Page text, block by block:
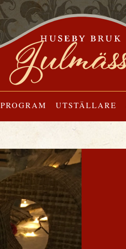
PROGRAM UTSTÄLLARE